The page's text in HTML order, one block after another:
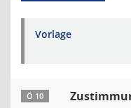
Vorlage
Ö 10